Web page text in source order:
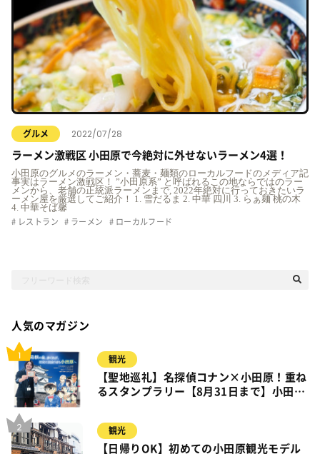
グルメ 2022/07/28
ラーメン激戦区 小田原で今絶対に外せないラーメン4選！
小田原のグルメのラーメン・蕎麦・麺類のローカルフードのメディア記
事実はラーメン激戦区！ ”小田原系” と呼ばれるこの地ならではのラー
メンから、老舗の正統派ラーメンまで, 2022年絶対に行っておきたいラ
ーメン屋を厳選してご紹介！ 1. 雪だるま 2. 中華 四川 3. らぁ麺 桃の木
4. 中華そば馨
レストラン ラーメン ローカルフード
人気のマガジン
観光
【聖地巡礼】名探偵コナン×小田原！重ね
るスタンプラリー【8月31日まで】小田
観光
【日帰りOK】初めての小田原観光モデル